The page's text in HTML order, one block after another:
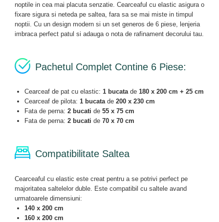
noptile in cea mai placuta senzatie. Cearceaful cu elastic asigura o
fixare sigura si neteda pe saltea, fara sa se mai miste in timpul
noptii. Cu un design modern si un set generos de 6 piese, lenjeria
imbraca perfect patul si adauga o nota de rafinament decorului tau.
Pachetul Complet Contine 6 Piese:
Cearceaf de pat cu elastic: 1 bucatade 180 x 200 cm + 25 cm
Cearceaf de pilota: 1 bucatade 200 x 230 cm
Fata de perna: 2 bucati de 55 x 75 cm
Fata de perna: 2 bucati de 70 x 70 cm
Compatibilitate Saltea
Cearceaful cu elastic este creat pentru a se potrivi perfect pe
majoritatea saltelelor duble. Este compatibil cu saltele avand
urmatoarele dimensiuni:
140 x 200 cm
160 x 200 cm